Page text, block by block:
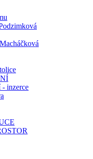
- inzerce